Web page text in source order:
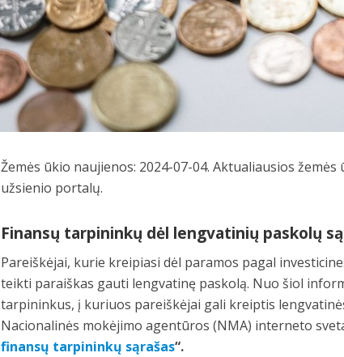
Žemės ūkio naujienos: 2024-07-04. Aktualiausios
užsienio portalų.
Finansų tarpininkų dėl lengvatinių paskolų
Pareiškėjai, kurie kreipiasi dėl paramos pagal
teikti paraiškas gauti lengvatinę paskolą. Nuo šiol
tarpininkus, į kuriuos pareiškėjai gali kreiptis
Nacionalinės mokėjimo agentūros (NMA) interneto
finansų tarpininkų sąrašas“.